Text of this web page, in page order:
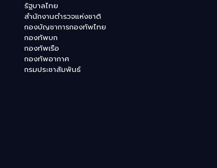
รัฐบาลไทย
สำนักงานตำรวจแห่งชาติ
กองบัญชาการกองทัพไทย
กองทัพบก
กองทัพเรือ
กองทัพอากาศ
กรมประชาสัมพันธ์